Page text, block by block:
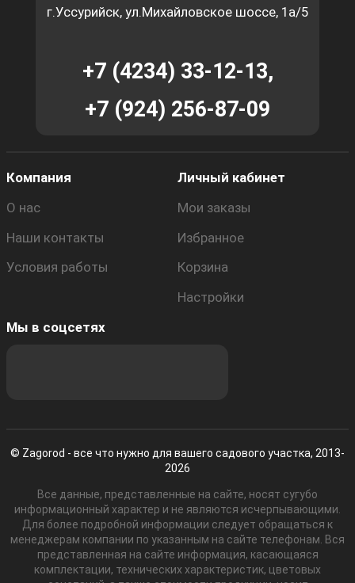
г.Уссурийск, ул.Михайловское шоссе, 1а/5
+7 (4234) 33-12-13,
+7 (924) 256-87-09
Компания
О нас
Наши контакты
Условия работы
Личный кабинет
Мои заказы
Избранное
Корзина
Настройки
Мы в соцсетях
© Zagorod - все что нужно для вашего садового участка, 2013-
2026
Все данные, представленные на сайте, носят сугубо
информационный характер и не являются исчерпывающими.
Для более подробной информации следует обращаться к
менеджерам компании по указанным на сайте телефонам. Вся
представленная на сайте информация, касающаяся
комплектации, технических характеристик, цветовых